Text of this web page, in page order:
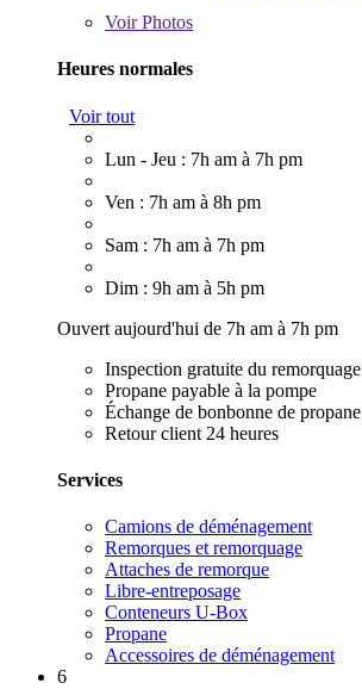
VoirPhotos
Heures normales
Voir tout
Lun - Jeu : 7h am à 7h pm
Ven : 7h am à 8h pm
Sam : 7h am à 7h pm
Dim : 9h am à 5h pm
Ouvert aujourd'hui de 7h am à 7h pm
Inspection gratuite du remorquage
Propane payable à la pompe
Échange de bonbonne de propane
Retour client 24 heures
Services
Camions de déménagement
Remorques et remorquage
Attaches de remorque
Libre-entreposage
Conteneurs U-Box
Propane
Accessoires de déménagement
6